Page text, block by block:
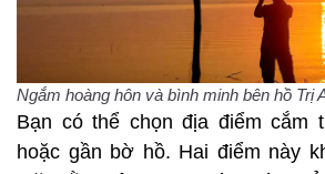
Ngắm hoàng hôn và bình minh bên hồ Trị
Bạn có thể chọn địa điểm cắm
hoặc gần bờ hồ. Hai điểm này